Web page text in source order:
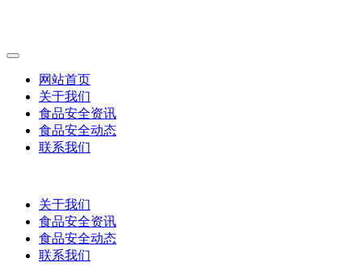
网站首页
关于我们
食品安全资讯
食品安全动态
联系我们
关于我们
食品安全资讯
食品安全动态
联系我们